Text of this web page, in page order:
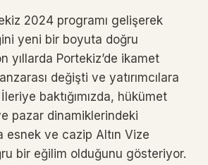
2024 programı gelişerek
yeni bir boyuta doğru
yıllarda Portekiz’de ikamet
değişti ve yatırımcılara
baktığımızda, hükümet
pazar dinamiklerindeki
esnek ve cazip Altın Vize
bir eğilim olduğunu gösteriyor.